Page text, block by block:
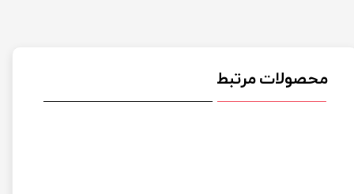
محصولات مرتبط